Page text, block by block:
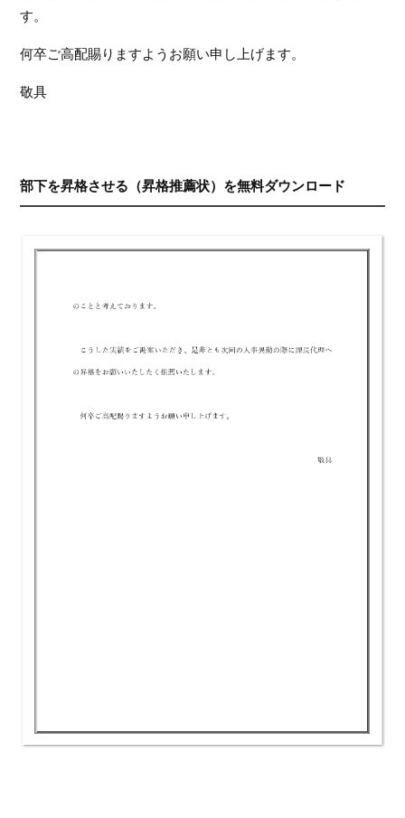
す。
何卒ご高配賜りますようお願い申し上げます。
敬具
部下を昇格させる（昇格推薦状）を無料ダウンロード